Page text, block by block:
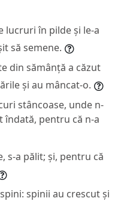
lucruri în pilde și le-a
să semene.
din sămânță a căzut
și au mâncat-o.
stâncoase, unde n-
îndată, pentru că n-a
s-a pălit; și, pentru că
spinii au crescut și